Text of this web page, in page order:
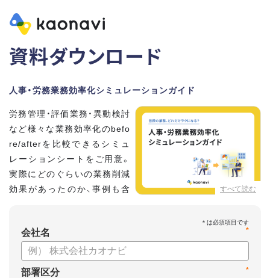
資料ダウンロード
人事・労務業務効率化シミュレーションガイド
すべて読む
労務管理・評価業務・異動検討
など様々な業務効率化のbefo
re/afterを比較できるシミュ
レーションシートをご用意。
実際にどのぐらいの業務削減
効果があったのか、事例も含
*
会社名
*
部署区分